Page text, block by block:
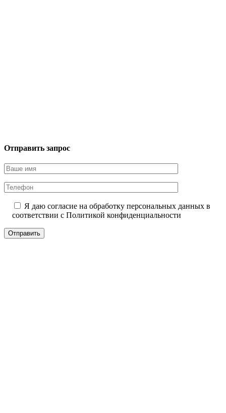
Отправить запрос
Я даю согласие на обработку персональных данных в
соответствии с Политикой конфиденциальности